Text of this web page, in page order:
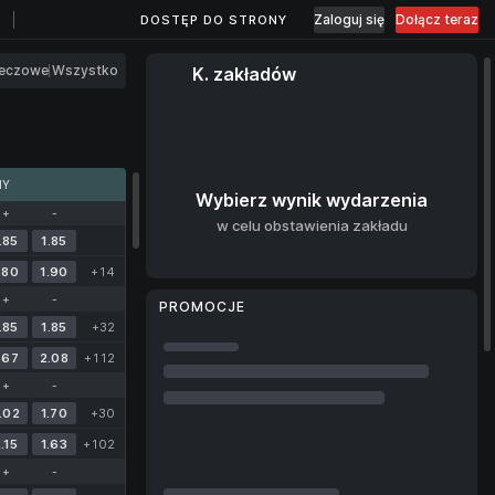
DOSTĘP DO STRONY Zaloguj się Dołącz teraz
Wszystko
+ -
1.85
1.90 +14
+ -
1.85
+32
2.08 +112
+ -
1.70
+30
1.63 +102
+ -
K. zakładów
Wybierz wynik wydarzenia
w celu obstawienia zakładu
PROMOCJE